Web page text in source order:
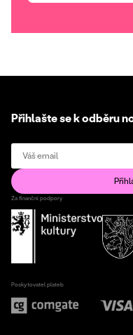
Přihlašte se k odběru
Za finanční podpory
Poskytovatel plateb